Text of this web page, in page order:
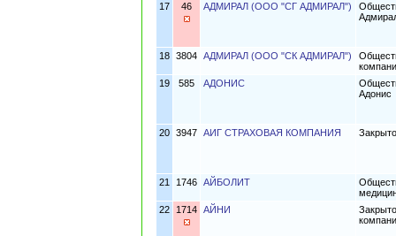
17
46 АДМИРАЛ (ООО "СГ АДМИРАЛ")
18 3804 АДМИРАЛ (ООО "СК АДМИРАЛ")
19
585 АДОНИС
Адонис
20 3947 АИГ СТРАХОВАЯ КОМПАНИЯ
21 1746 АЙБОЛИТ
22
1714 АЙНИ